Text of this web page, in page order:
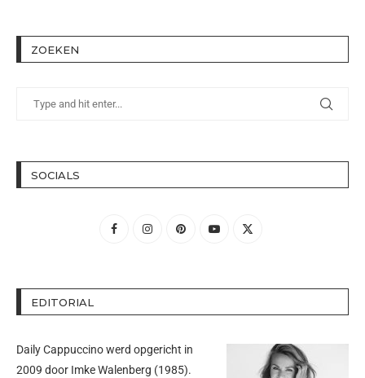
ZOEKEN
SOCIALS
EDITORIAL
Daily Cappuccino werd opgericht in
2009 door Imke Walenberg (1985).